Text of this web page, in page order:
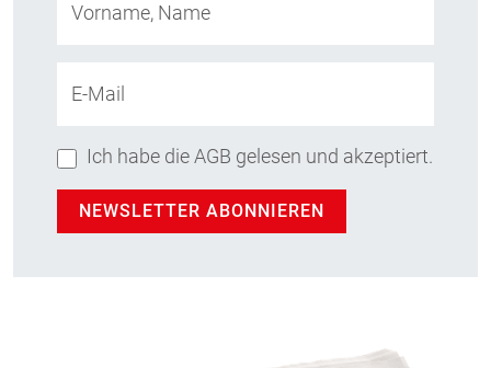
Vorname, Name
E-Mail
Ich habe die AGB gelesen und akzeptiert.
NEWSLETTER ABONNIEREN